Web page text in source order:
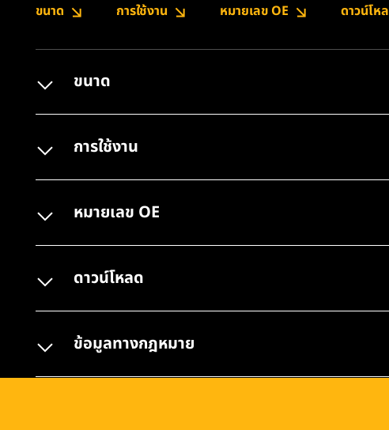
ขนาด การใช้งาน หมายเลข OE ดาวน์โห
ขนาด
การใช้งาน
หมายเลข OE
ดาวน์โหลด
ข้อมูลทางกฎหมาย